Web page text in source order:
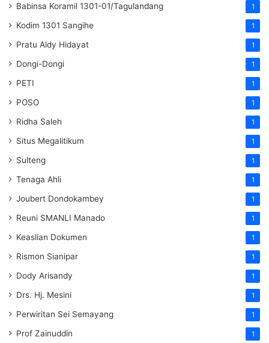
Babinsa Koramil 1301-01/Tagulandang 1
Kodim 1301 Sangihe 1
Pratu Aldy Hidayat 1
Dongi-Dongi 1
PETI 1
POSO 1
Ridha Saleh 1
Situs Megalitikum 1
Sulteng 1
Tenaga Ahli 1
Joubert Dondokambey 1
Reuni SMANLI Manado 1
Keaslian Dokumen 1
Rismon Sianipar 1
Dody Arisandy 1
Drs. Hj. Mesini 1
Perwiritan Sei Semayang 1
Prof Zainuddin 1